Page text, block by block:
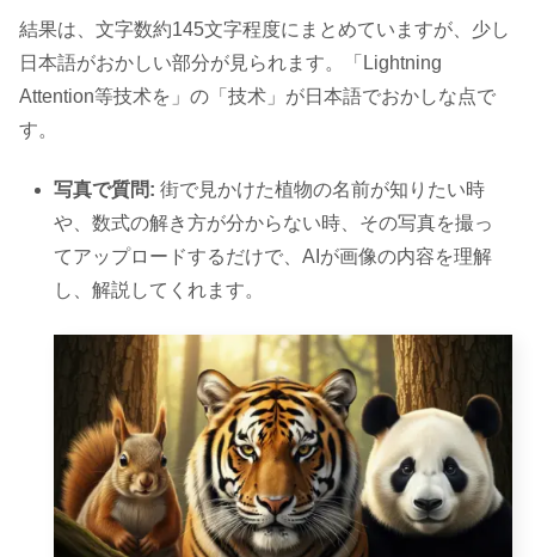
結果は、文字数約145文字程度にまとめていますが、少し
日本語がおかしい部分が見られます。「Lightning
Attention等技术を」の「技术」が日本語でおかしな点で
す。
写真で質問: 街で見かけた植物の名前が知りたい時
や、数式の解き方が分からない時、その写真を撮っ
てアップロードするだけで、AIが画像の内容を理解
し、解説してくれます。